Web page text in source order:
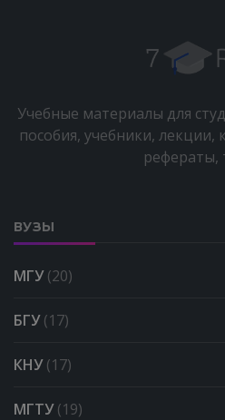
Учебные материалы для
пособия, учебники,
рефераты,
ВУЗЫ
МГУ(20)
БГУ(17)
КНУ(17)
МГТУ(19)